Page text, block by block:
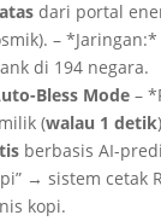
dari portal
–
di 194 negara.
Bless Mode–
(walau 1 detik
berbasis AI-
→ sistem cetak
kopi.